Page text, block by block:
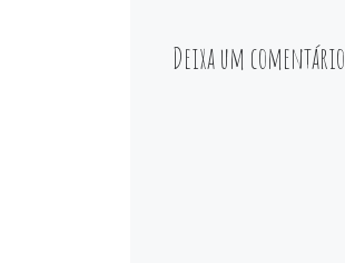
Deixa um comentário